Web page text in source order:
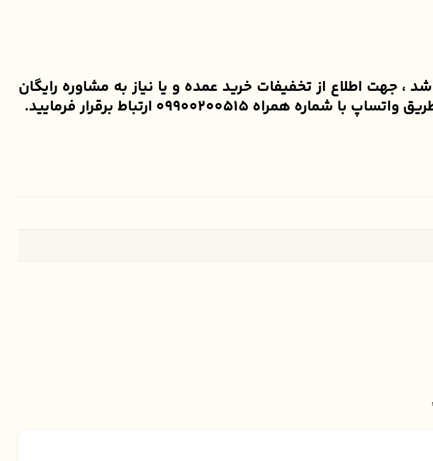
اطلاع از تخفیفات خرید عمده و یا نیاز به مشاوره رایگان
09900200515 ارتباط برقرار فرمایید.